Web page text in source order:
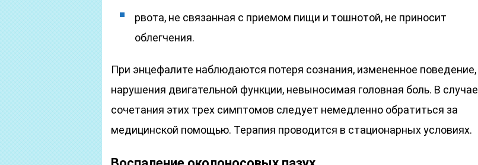
рвота, не связанная с приемом пищи и тошнотой, не приносит
облегчения.
При энцефалите наблюдаются потеря сознания, измененное поведение,
нарушения двигательной функции, невыносимая головная боль. В случае
сочетания этих трех симптомов следует немедленно обратиться за
медицинской помощью. Терапия проводится в стационарных условиях.